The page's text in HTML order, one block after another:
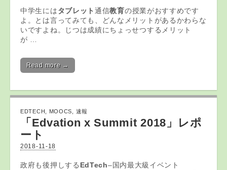
中学生にはタブレット 通信教育の授業がおすすめです
よ。とは言ってみても、どんなメリットがあるかわらな
いですよね。じつは成績にちょっせつするメリット
が …
Read more →
EDTECH MOOCS 速報
「Edvation x Summit 2018」レポ
ート
2018-11-18
政府も後押しする EdTech–国内最大級イベント